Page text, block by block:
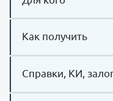
Как получить
Справки, КИ,